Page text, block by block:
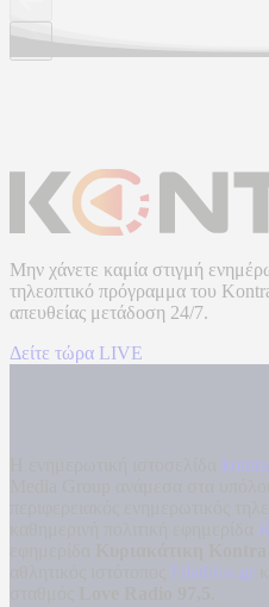
Μην χάνετε καμία στιγμή
τηλεοπτικό πρόγραμμα του
απευθείας μετάδοση 24/7.
Δείτε τώρα LIVE
Filathlos.gr